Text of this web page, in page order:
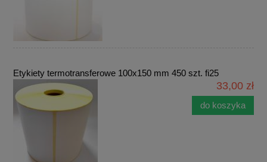
Etykiety termotransferowe 100x150 mm 450 szt. fi25
33,00 zł
do koszyka